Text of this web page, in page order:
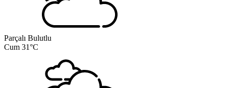
Parçalı Bulutlu
Cum 31°C